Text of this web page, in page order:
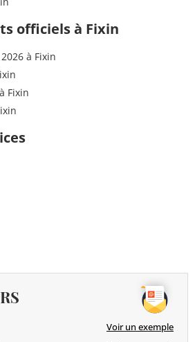
officiels à Fixin
à Fixin
Fixin
Voir un exemple